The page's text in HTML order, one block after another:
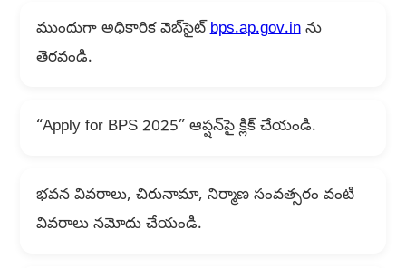
ముందుగా అధికారిక వెబ్‌సైట్bps.ap.gov.inను
తెరవండి.
“Apply for BPS 2025” ఆప్షన్‌పై క్లిక్ చేయండి.
భవన వివరాలు, చిరునామా, నిర్మాణ సంవత్సరం వంటి
వివరాలు నమోదు చేయండి.